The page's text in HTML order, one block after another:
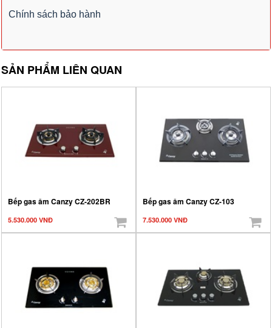
Chính sách bảo hành
SẢN PHẨM LIÊN QUAN
Bếp gas âm Canzy CZ-202BR
5.530.000 VNĐ
Bếp gas âm Canzy CZ-103
7.530.000 VNĐ